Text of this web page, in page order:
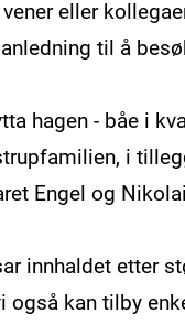
eller
til å
hagen - båe i
i
Engel og
innhaldet etter
kan tilby